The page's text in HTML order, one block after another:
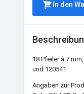
In den
18 Pfeiler à 7
und 120541.
Angaben zur